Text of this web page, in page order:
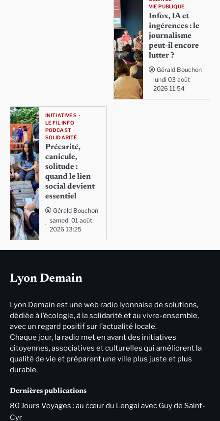
VIE PUBLIQUE
Infox, IA et
ingérences : le
journalisme
peut-il encore
lutter ?
Gérald Bouchon
lundi 03 août
2026 11:54
INITIATIVES
LE FIL INFO
PODCAST
SOLIDARITÉ
Précarité,
canicule,
solitude :
quand le lien
social devient
essentiel
Gérald Bouchon
samedi 01 août
2026 13:25
Lyon Demain
Lyon Demain est une web radio lyonnaise de solutions,
dédiée à l’écologie, à la solidarité et au vivre-ensemble,
avec un regard positif sur l’actualité locale.
Chaque jour, la radio met en avant des initiatives
citoyennes, associatives et culturelles qui améliorent la
qualité de vie et préparent une ville plus juste et plus
durable.
Dernières publications
80 Jours Voyages : au cœur du Lengai avec Guy de Saint-
Cyr